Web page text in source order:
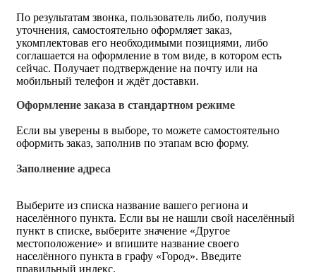
По результатам звонка, пользователь либо, получив
уточнения, самостоятельно оформляет заказ,
укомплектовав его необходимыми позициями, либо
соглашается на оформление в том виде, в котором есть
сейчас. Получает подтверждение на почту или на
мобильный телефон и ждёт доставки.
Оформление заказа в стандартном режиме
Если вы уверены в выборе, то можете самостоятельно
оформить заказ, заполнив по этапам всю форму.
Заполнение адреса
Выберите из списка название вашего региона и
населённого пункта. Если вы не нашли свой населённый
пункт в списке, выберите значение «Другое
местоположение» и впишите название своего
населённого пункта в графу «Город». Введите
правильный индекс.